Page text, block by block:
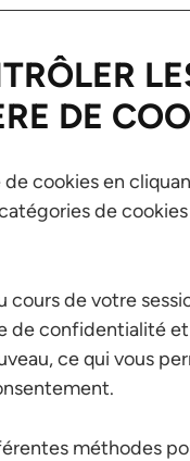
DE
cookies en
de
de votre
de confidentialité
ce qui vous
méthodes